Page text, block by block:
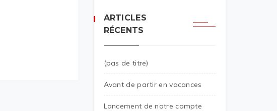
ARTICLES
RÉCENTS
(pas de titre)
Avant de partir en vacances
Lancement de notre compte